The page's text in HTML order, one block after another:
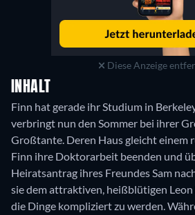
Diese Anzeige
INHALT
Finn hat gerade ihr Studium in
verbringt nun den Sommer bei ihrer
Großtante. Deren Haus gleicht einem
Finn ihre Doktorarbeit beenden und
Heiratsantrag ihres Freundes Sam
sie dem attraktiven, heißblütigen Leon
die Dinge kompliziert zu werden.